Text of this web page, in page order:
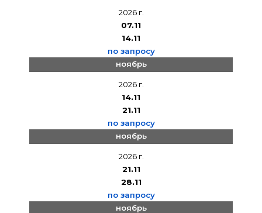
2026 г.
07.11
14.11
по запросу
ноябрь
2026 г.
14.11
21.11
по запросу
ноябрь
2026 г.
21.11
28.11
по запросу
ноябрь